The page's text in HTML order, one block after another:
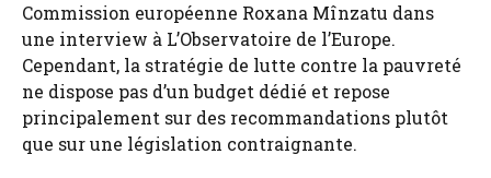
Commission européenne Roxana Mînzatu dans
une interview à L’Observatoire de l’Europe.
Cependant, la stratégie de lutte contre la pauvreté
ne dispose pas d’un budget dédié et repose
principalement sur des recommandations plutôt
que sur une législation contraignante.